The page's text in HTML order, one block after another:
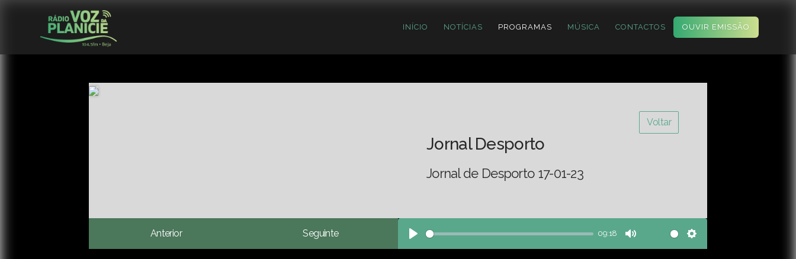
INÍCIO NOTÍCIAS PROGRAMAS MÚSICA CONTACTOS OUVIR EMISSÃO
Voltar
Jornal Desporto
Jornal de Desporto 17-01-23
Anterior Seguinte
Play
09:18
Mute Settings